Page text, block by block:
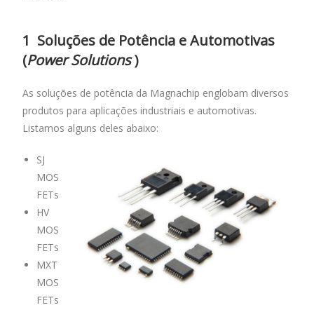
1 Soluções de Potência e Automotivas
(Power Solutions)
As soluções de potência da Magnachip englobam diversos
produtos para aplicações industriais e automotivas.
Listamos alguns deles abaixo:
SJ
MOS
FETs
HV
MOS
FETs
MXT
MOS
FETs